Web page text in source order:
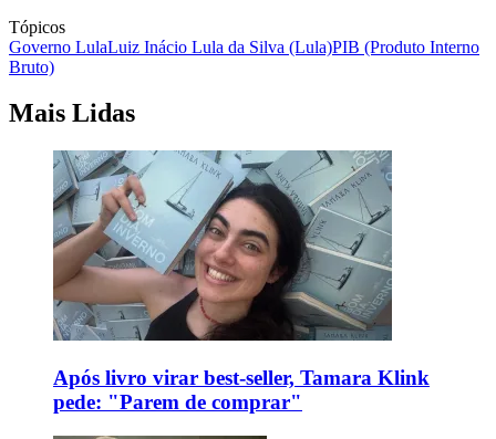
Tópicos
Governo LulaLuiz Inácio Lula da Silva (Lula)PIB (Produto Interno
Bruto)
Mais Lidas
Após livro virar best-seller, Tamara Klink
pede: "Parem de comprar"